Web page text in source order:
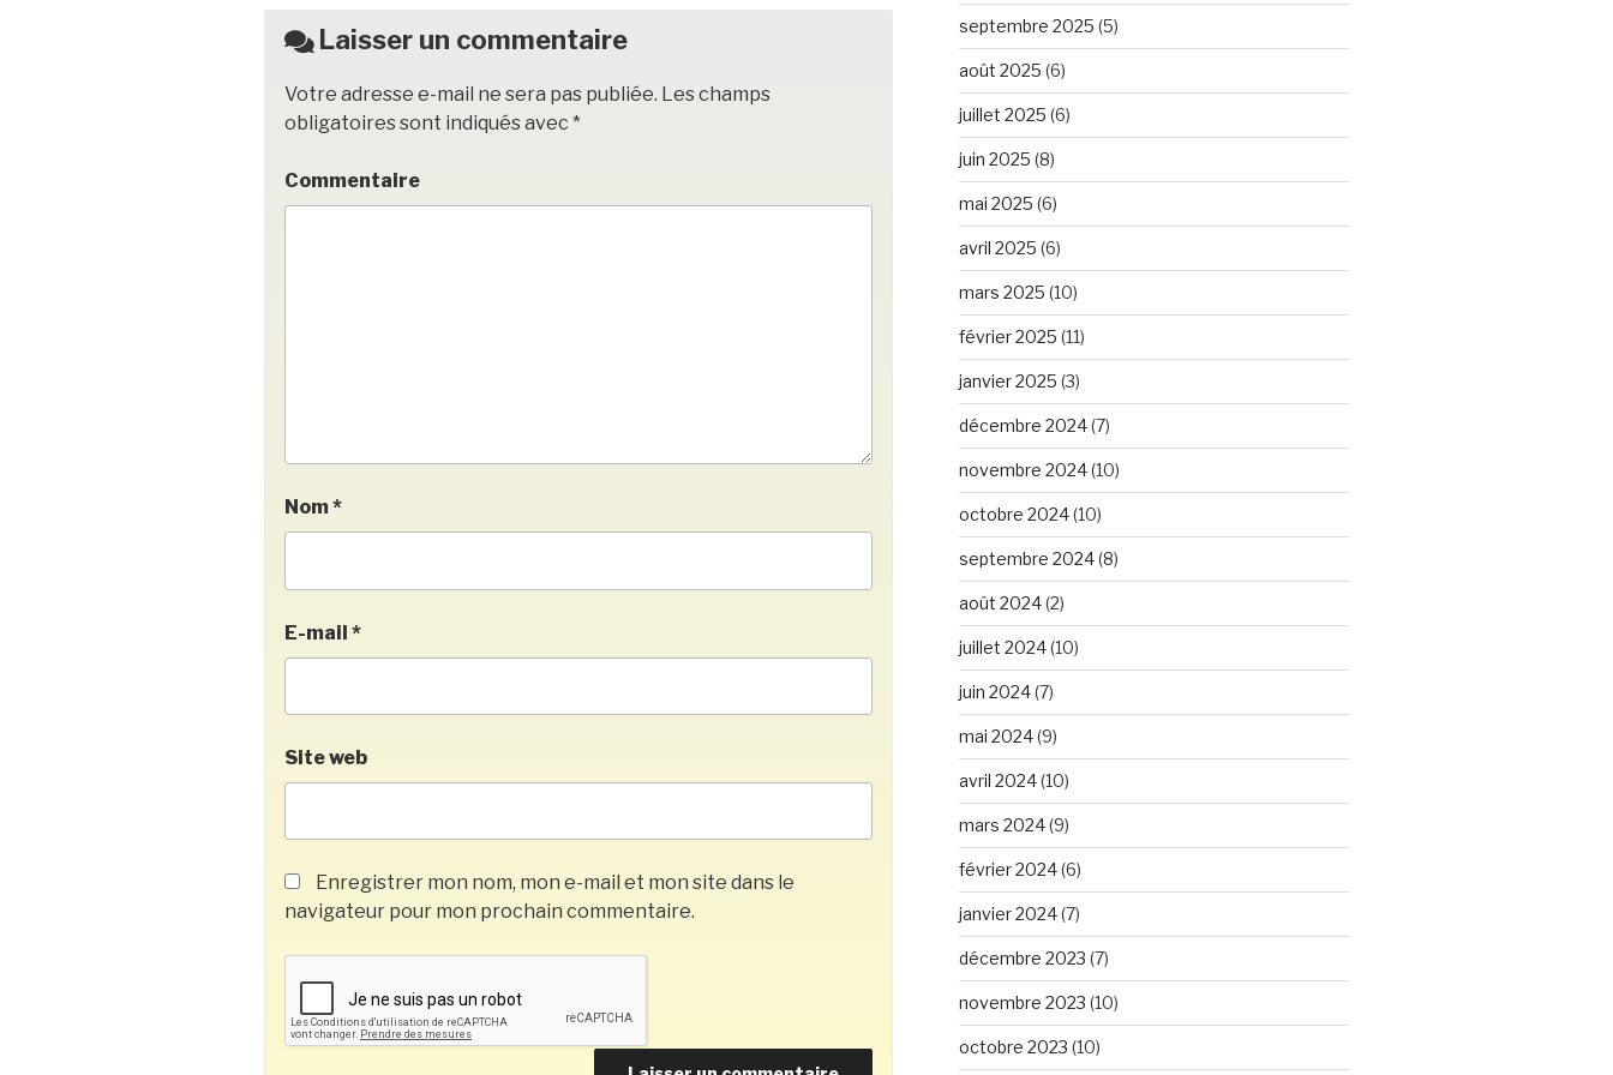
kLaisser un commentaire
Votre adresse e-mail ne sera pas publiée. Les champs
obligatoires sont indiqués avec *
Commentaire
Nom*
E-mail *
Site web
Enregistrer mon nom, mon e-mail et mon site dans le
navigateur pour mon prochain commentaire.
septembre 2025 (5)
août 2025 (6)
juillet 2025 (6)
juin 2025 (8)
mai 2025 (6)
avril 2025 (6)
mars 2025 (10)
février 2025 (11)
janvier 2025 (3)
décembre 2024(7)
novembre 2024(10)
octobre 2024(10)
septembre 2024(8)
août 2024(2)
juillet 2024(10)
juin 2024(7)
mai 2024(9)
avril 2024(10)
mars 2024(9)
février 2024(6)
janvier 2024(7)
décembre 2023 (7)
novembre 2023 (10)
octobre 2023 (10)